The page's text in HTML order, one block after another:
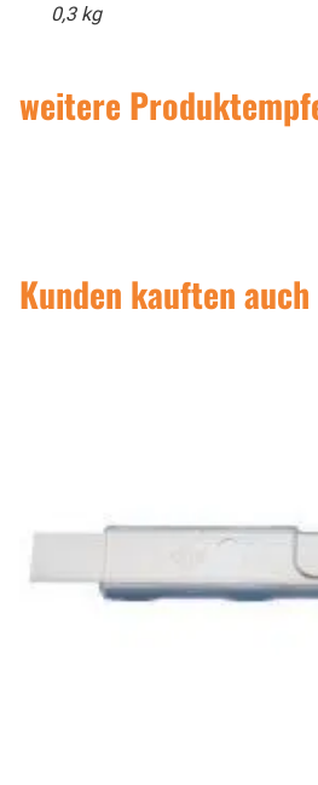
0,3 kg
weitere
Kunden kauften auch